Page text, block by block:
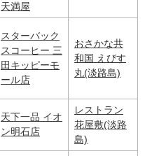
天満屋
スターバック
スコーヒー 三
田キッピーモ
ール店
おさかな共
和国 えびす
丸(淡路島)
天下一品 イオ
ン明石店
レストラン
花屋敷(淡路
島)